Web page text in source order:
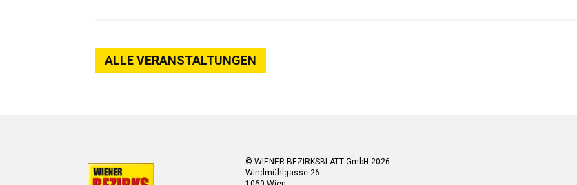
ALLE VERANSTALTUNGEN
© WIENER BEZIRKSBLATT GmbH 2026
Windmühlgasse 26